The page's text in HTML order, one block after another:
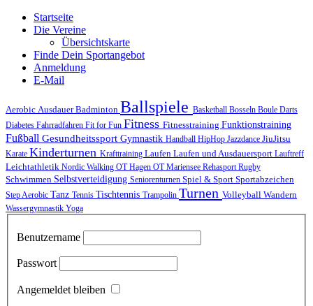
Startseite
Die Vereine
Übersichtskarte
Finde Dein Sportangebot
Anmeldung
E-Mail
Aerobic AusdauerBadminton Ballspiele Basketball Bosseln Boule Darts
Diabetes Fahrradfahren Fit for Fun Fitness Fitnesstraining Funktionstraining
Fußball Gesundheitssport Gymnastik Handball HipHop Jazzdance JiuJitsu
Karate Kinderturnen Krafttraining Laufen Laufen und Ausdauersport Lauftreff
Leichtathletik Nordic Walking OT Hagen OT Mariensee RehasportRugby
Schwimmen Selbstverteidigung Seniorenturnen Spiel & Sport Sportabzeichen
Step Aerobic Tanz Tennis Tischtennis Trampolin Turnen Volleyball Wandern
Wassergymnastik Yoga
Benutzername
Passwort
Angemeldet bleiben